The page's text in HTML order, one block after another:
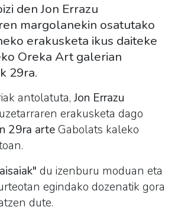
den Jon Errazu
margolanekin osatutako
erakusketa ikus daiteke
Oreka Art galerian
29ra.
antolatuta, Jon Errazu
erakusketa dago
29ra arteGabolats kaleko
.
du izenburu moduan eta
egindako dozenatik gora
dute.